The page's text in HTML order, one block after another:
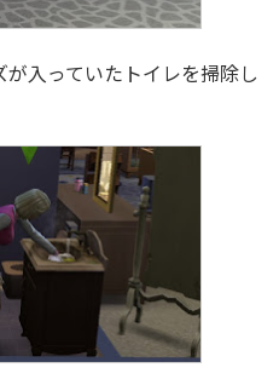
入っていたトイレを掃除し